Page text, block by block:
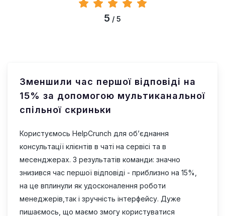
5 / 5
Зменшили час першої відповіді на
15% за допомогою мультиканальної
спільної скриньки
Користуємось HelpCrunch для обʼєднання
консультації клієнтів в чаті на сервісі та в
месенджерах. З результатів команди: значно
знизився час першої відповіді - приблизно на 15%,
на це вплинули як удосконалення роботи
менеджерів,так і зручність інтерфейсу. Дуже
пишаємось, що маємо змогу користуватися